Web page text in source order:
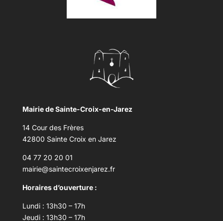
Mairie de Sainte-Croix-en-Jarez
14 Cour des Frères
42800 Sainte Croix en Jarez
04 77 20 20 01
mairie@saintecroixenjarez.fr
Horaires d’ouverture :
Lundi : 13h30 – 17h
Jeudi : 13h30 – 17h